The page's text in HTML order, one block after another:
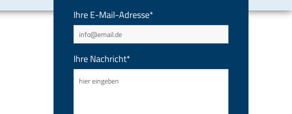
Ihre E-Mail-Adresse*
Ihre Nachricht*